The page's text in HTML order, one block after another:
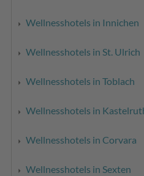
Wellnesshotels in Innichen
Wellnesshotels in St. Ulrich
Wellnesshotels in Toblach
Wellnesshotels in
Wellnesshotels in Corvara
Wellnesshotels in Sexten